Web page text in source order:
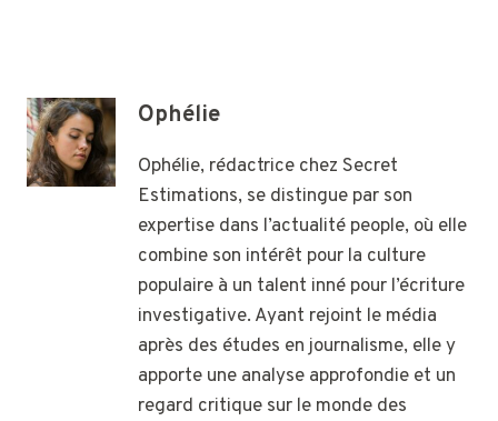
Ophélie
Ophélie, rédactrice chez Secret
Estimations, se distingue par son
expertise dans l’actualité people, où elle
combine son intérêt pour la culture
populaire à un talent inné pour l’écriture
investigative. Ayant rejoint le média
après des études en journalisme, elle y
apporte une analyse approfondie et un
regard critique sur le monde des